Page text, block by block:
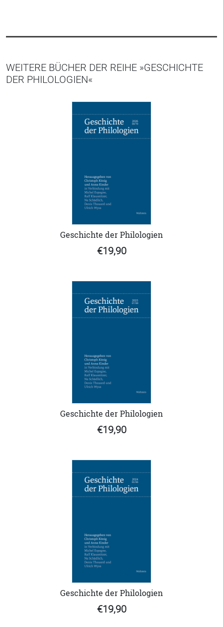
WEITERE BÜCHER DER REIHE »GESCHICHTE
DER PHILOLOGIEN«
Geschichte der Philologien
€19,90
Geschichte der Philologien
€19,90
Geschichte der Philologien
€19,90